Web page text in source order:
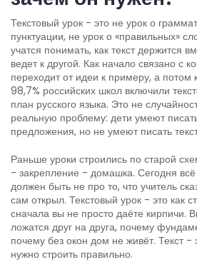
Текстовый урок - это не урок о
пунктуации, не урок о «правильных»
учатся понимать, как текст держится
ведет к другой. Как начало связано с
переходит от идеи к примеру, а потом
98,7% российских школ включили
план русского языка. Это не
реальную проблему: дети умеют
предложения, но не умеют писать
Раньше уроки строились по старой
- закрепление - домашка. Сегодня
должен быть не про то, что учитель
сам открыл. Текстовый урок - это как
сначала вы не просто даёте кирпичи.
ложатся друг на друга, почему
почему без окон дом не живёт. Текст -
нужно строить правильно.